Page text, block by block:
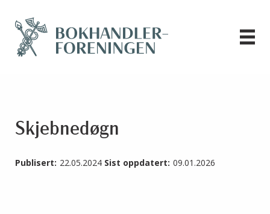
Skjebnedøgn
Publisert: 22.05.2024 Sist oppdatert: 09.01.2026